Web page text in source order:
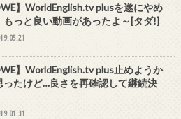
】WorldEnglish.tv plusを遂にやめ
もっと良い動画があったよ～[タダ!]
】WorldEnglish.tv plus止めようか
ったけど…良さを再確認して継続決